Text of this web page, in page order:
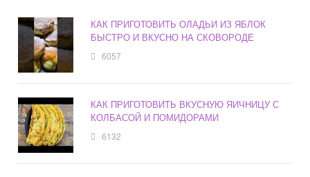
КАК ПРИГОТОВИТЬ ОЛАДЬИ ИЗ ЯБЛОК
БЫСТРО И ВКУСНО НА СКОВОРОДЕ
6057
КАК ПРИГОТОВИТЬ ВКУСНУЮ ЯИЧНИЦУ С
КОЛБАСОЙ И ПОМИДОРАМИ
6132